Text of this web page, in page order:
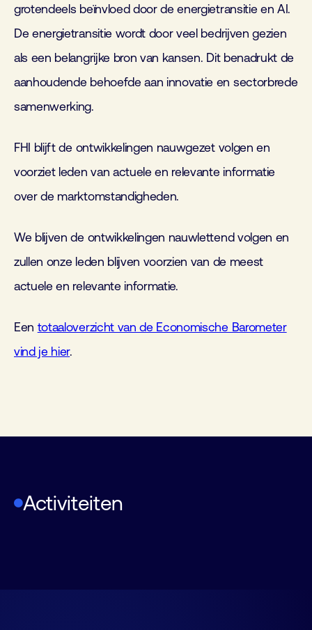
grotendeels beïnvloed door de energietransitie en AI.
De energietransitie wordt door veel bedrijven gezien
als een belangrijke bron van kansen. Dit benadrukt de
aanhoudende behoefde aan innovatie en sectorbrede
samenwerking.
FHI blijft de ontwikkelingen nauwgezet volgen en
voorziet leden van actuele en relevante informatie
over de marktomstandigheden.
We blijven de ontwikkelingen nauwlettend volgen en
zullen onze leden blijven voorzien van de meest
actuele en relevante informatie.
Een totaaloverzicht van de Economische Barometer
vind je hier.
Activiteiten
2 september 12:30
10 september
15 september